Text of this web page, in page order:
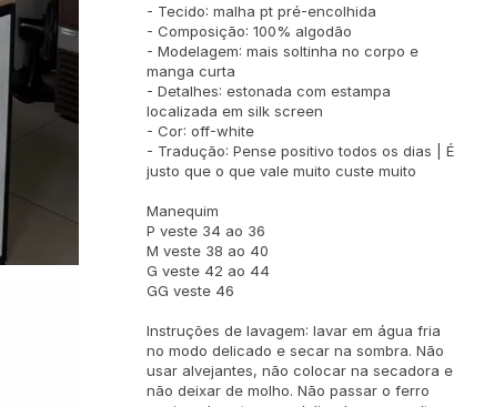
- Tecido: malha pt pré-encolhida
- Composição: 100% algodão
- Modelagem: mais soltinha no corpo e
manga curta
- Detalhes: estonada com estampa
localizada em silk screen
- Cor: off-white
- Tradução: Pense positivo todos os dias | É
justo que o que vale muito custe muito
Manequim
P veste 34 ao 36
M veste 38 ao 40
G veste 42 ao 44
GG veste 46
Instruções de lavagem: lavar em água fria
no modo delicado e secar na sombra. Não
usar alvejantes, não colocar na secadora e
não deixar de molho. Não passar o ferro